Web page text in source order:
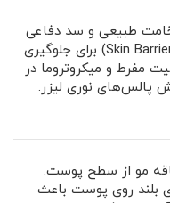
طبیعی و سد دفاعی
پوست (Skin Barrier) برای جلوگیری
مفرط و میکروتروما در
پالس‌های نوری لیزر.
مو از سطح پوست.
بلند روی پوست باعث